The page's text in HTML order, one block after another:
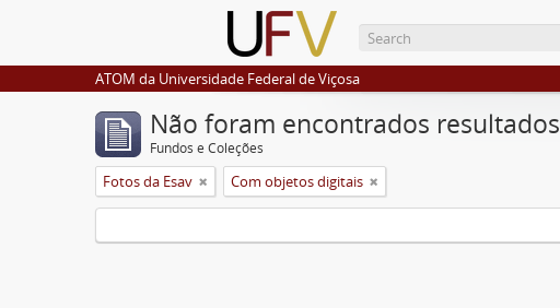
ATOM da Universidade Federal de Viçosa
Não foram encontrados resultados
Fundos e Coleções
Fotos da Esav Com objetos digitais